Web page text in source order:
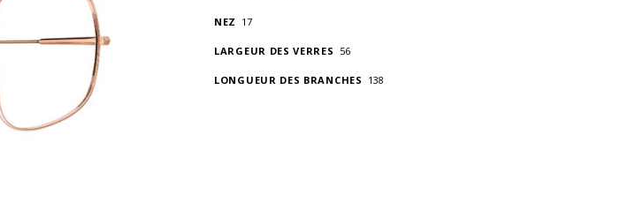
NEZ 17
LARGEUR DES VERRES 56
LONGUEUR DES BRANCHES 138